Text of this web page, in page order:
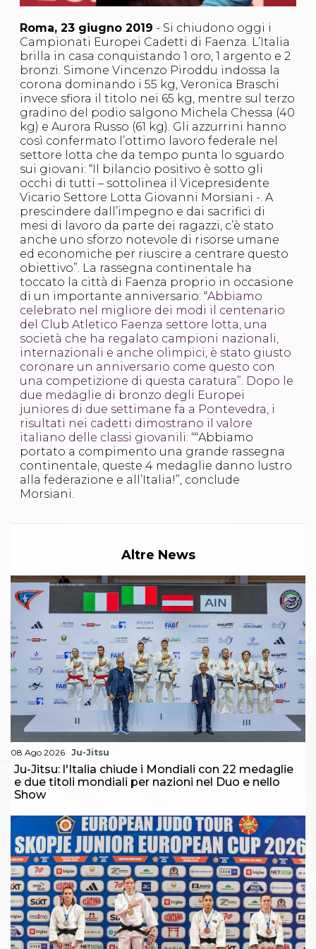
S'istrumpa
News
Calendario Attività
Difesa Personale MGA
La disciplina
News
Merchandising
Mappa del sito
Cerca
Contatti
News
Cookies Accept
Newsletter
Catalogo formativo
Webinar
Corsi Monotematici
Corsi di Specializzazione
Corsi FIJLKAM-FISDIR
Corsi Preparatore Fisico
Edutraining class - Didattica infantile
Corso dirigenti sportivi
Corso Direttore di Gara
Abilitazioni
Sportello Fiscale
News
Modulistica
FAQ
Quesiti fiscali
Sostenibilità
Documenti
Roma, 23 giugno 2019 - Si chiudono oggi i
Campionati Europei Cadetti di Faenza. L’Italia
brilla in casa conquistando 1 oro, 1 argento e 2
bronzi. Simone Vincenzo Piroddu indossa la
corona dominando i 55 kg, Veronica Braschi
invece sfiora il titolo nei 65 kg, mentre sul terzo
gradino del podio salgono Michela Chessa (40
kg) e Aurora Russo (61 kg). Gli azzurrini hanno
così confermato l’ottimo lavoro federale nel
settore lotta che da tempo punta lo sguardo
sui giovani: “Il bilancio positivo è sotto gli
occhi di tutti – sottolinea il Vicepresidente
Vicario Settore Lotta Giovanni Morsiani -. A
prescindere dall’impegno e dai sacrifici di
mesi di lavoro da parte dei ragazzi, c’è stato
anche uno sforzo notevole di risorse umane
ed economiche per riuscire a centrare questo
obiettivo”. La rassegna continentale ha
toccato la città di Faenza proprio in occasione
di un importante anniversario: “Abbiamo
celebrato nel migliore dei modi il centenario
del Club Atletico Faenza settore lotta, una
società che ha regalato campioni nazionali,
internazionali e anche olimpici, è stato giusto
coronare un anniversario come questo con
una competizione di questa caratura”. Dopo le
due medaglie di bronzo degli Europei
juniores di due settimane fa a Pontevedra, i
risultati nei cadetti dimostrano il valore
italiano delle classi giovanili: ““Abbiamo
portato a compimento una grande rassegna
continentale, queste 4 medaglie danno lustro
alla federazione e all’Italia!”, conclude
Morsiani.
Altre News
08 Ago 2026 Ju-Jitsu
Ju-Jitsu: l'Italia chiude i Mondiali con 22 medaglie
e due titoli mondiali per nazioni nel Duo e nello
Show